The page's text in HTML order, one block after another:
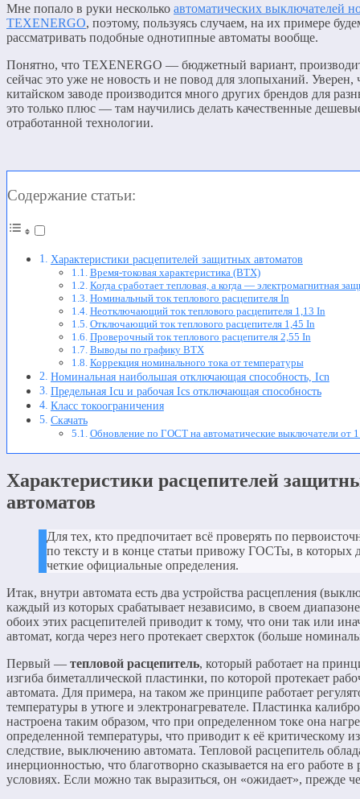
Мне попало в руки несколько автоматических выключателей
TEXENERGO, поэтому, пользуясь случаем, на их примере
рассматривать подобные однотипные автоматы вообще.
Понятно, что TEXENERGO — бюджетный вариант,
сейчас это уже не новость и не повод для злопыханий. Уверен,
китайском заводе производится много других брендов для
это только плюс — там научились делать качественные
отработанной технологии.
Содержание статьи:
Характеристики расцепителей защитных автоматов
Время-токовая характеристика (ВТХ)
Когда сработает тепловая, а когда — электромагнитная
Номинальный ток теплового расцепителя In
Неотключающий ток теплового расцепителя 1,13 In
Отключающий ток теплового расцепителя 1,45 In
Проверочный ток теплового расцепителя 2,55 In
Выводы по графику ВТХ
Коррекция номинального тока от температуры
Номинальная наибольшая отключающая способность, Icn
Предельная Icu и рабочая Ics отключающая способность
Класс токоограничения
Скачать
Обновление по ГОСТ на автоматические выключатели от 1
Характеристики расцепителей
автоматов
Для тех, кто предпочитает всё проверять по
по тексту и в конце статьи привожу ГОСТы, в которых
четкие официальные определения.
Итак, внутри автомата есть два устройства расцепления
каждый из которых срабатывает независимо, в своем
обоих этих расцепителей приводит к тому, что они так или
автомат, когда через него протекает сверхток (больше
Первый — тепловой расцепитель, который работает на
изгиба биметаллической пластинки, по которой протекает
автомата. Для примера, на таком же принципе работает
температуры в утюге и электронагревателе. Пластинка
настроена таким образом, что при определенном токе она
определенной температуры, что приводит к её критическому
следствие, выключению автомата. Тепловой расцепитель
инерционностью, что благотворно сказывается на его работе в
условиях. Если можно так выразиться, он «ожидает», прежде